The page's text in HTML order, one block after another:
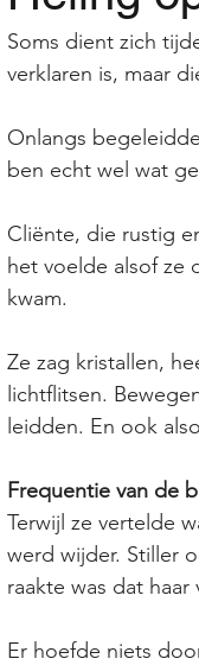
Soms dient zich
verklaren is, maar
Onlangs
ben echt wel wat
Cliënte, die rustig
het voelde alsof ze
kwam.
Ze zag kristallen,
lichtflitsen.
leidden. En ook
Frequentie van de
Terwijl ze vertelde
werd wijder. Stiller
raakte was dat
Er hoefde niets